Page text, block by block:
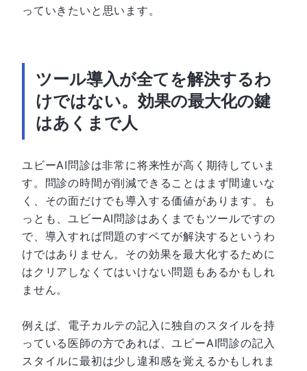
っていきたいと思います。
ツール導入が全てを解決するわ
けではない。効果の最大化の鍵
はあくまで人
ユビーAI問診は非常に将来性が高く期待していま
す。問診の時間が削減できることはまず間違いな
く、その面だけでも導入する価値があります。も
っとも、ユビーAI問診はあくまでもツールですの
で、導入すれば問題のすベてが解決するというわ
けではありません。その効果を最大化するために
はクリアしなくてはいけない問題もあるかもしれ
ません。
例えば、電子カルテの記入に独自のスタイルを持
っている医師の方であれば、ユビーAI問診の記入
スタイルに最初は少し違和感を覚えるかもしれま